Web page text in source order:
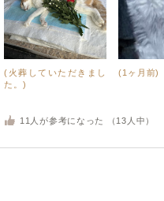
(火葬していただきまし
た。)
(1ヶ月前)
11 人が参考になった （ 13 人中）